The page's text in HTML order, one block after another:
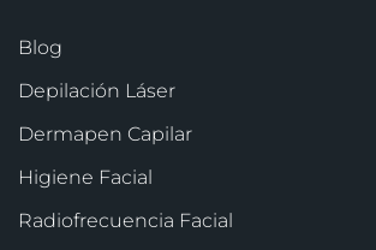
Blog
Depilación Láser
Dermapen Capilar
Higiene Facial
Radiofrecuencia Facial